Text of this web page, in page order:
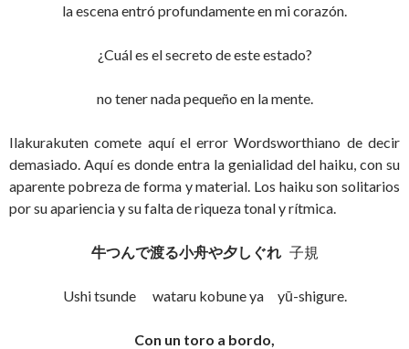
la escena entró profundamente en mi corazón.
¿Cuál es el secreto de este estado?
no tener nada pequeño en la mente.
Ilakurakuten comete aquí el error Wordsworthiano de decir
demasiado. Aquí es donde entra la genialidad del haiku, con su
aparente pobreza de forma y material. Los haiku son solitarios
por su apariencia y su falta de riqueza tonal y rítmica.
牛つんで渡る小舟や夕しぐれ 子規
Ushi tsunde wataru kobune ya yū-shigure.
Con un toro a bordo,